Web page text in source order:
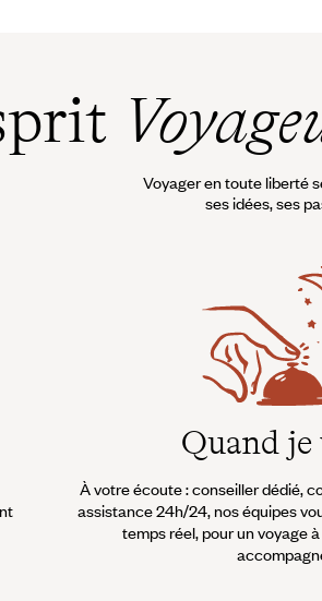
du lagon,
Voyager en toute liberté
ses idées, ses
Quand je
À votre écoute : conseiller dédié,
assistance 24h/24, nos équipes
temps réel, pour un voyage